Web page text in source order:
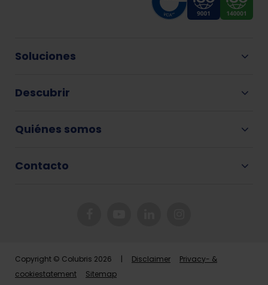
Soluciones
Descubrir
Quiénes somos
Contacto
Copyright © Colubris 2026 | Disclaimer
Privacy- &
cookiestatement
Sitemap